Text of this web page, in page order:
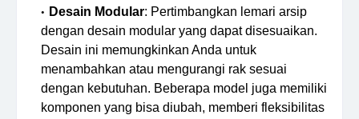
Desain Modular: Pertimbangkan lemari arsip
dengan desain modular yang dapat disesuaikan.
Desain ini memungkinkan Anda untuk
menambahkan atau mengurangi rak sesuai
dengan kebutuhan. Beberapa model juga memiliki
komponen yang bisa diubah, memberi fleksibilitas